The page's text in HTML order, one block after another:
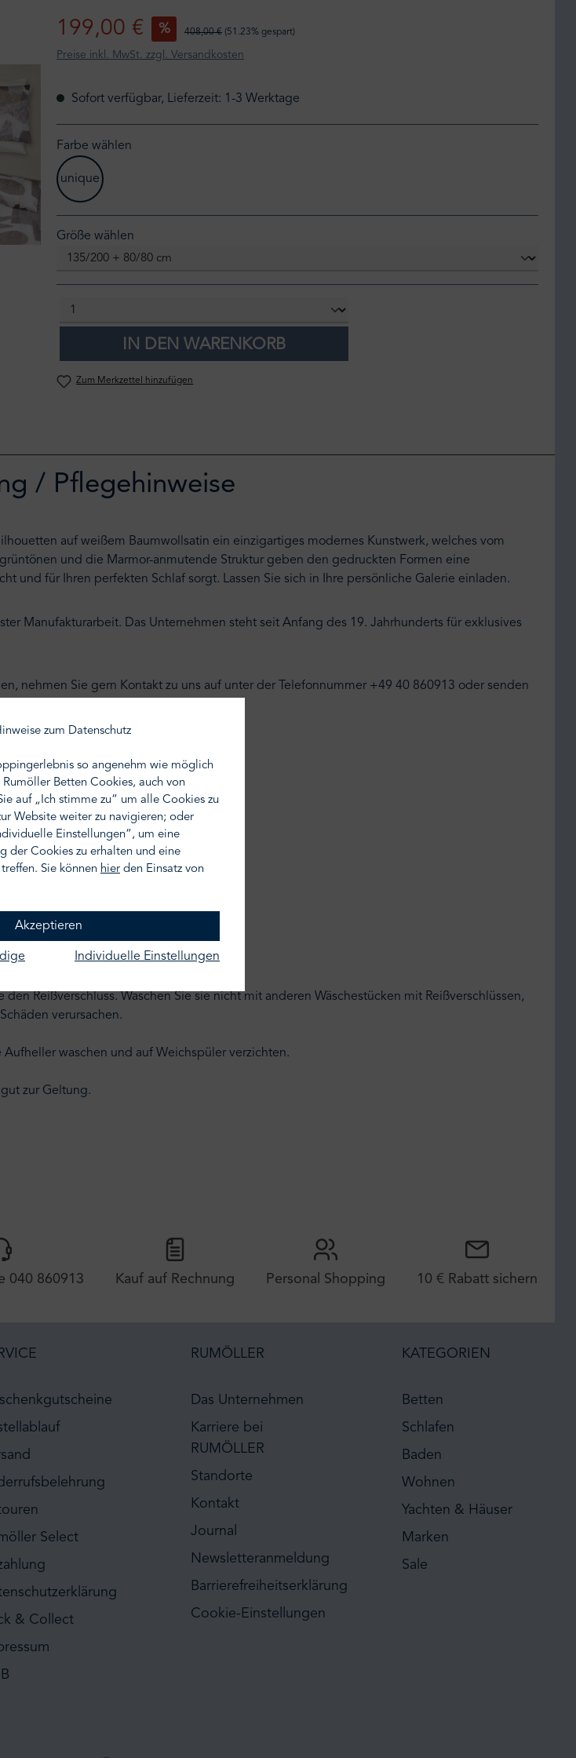
199,00 € % 408,00 € (51.23% gespart)
Preise inkl. MwSt. zzgl. Versandkosten
Sofort verfügbar, Lieferzeit: 1-3 Werktage
Farbe wählen
unique
Größe wählen
IN DEN WARENKORB
Zum Merkzettel hinzufügen
/ Pflegehinweise
auf weißem Baumwollsatin ein einzigartiges modernes Kunstwerk, welches vom
und die Marmor-anmutende Struktur geben den gedruckten Formen eine
und für Ihren perfekten Schlaf sorgt. Lassen Sie sich in Ihre persönliche Galerie einladen.
Manufakturarbeit. Das Unternehmen steht seit Anfang des 19. Jahrhunderts für exklusives
nehmen Sie gern Kontakt zu uns auf unter der Telefonnummer +49 40 860913 oder senden
bleibt vorbehalten.
Reißverschluss. Waschen Sie sie nicht mit anderen Wäschestücken mit Reißverschlüssen,
verursachen.
waschen und auf Weichspüler verzichten.
zur Geltung.
040 860913 Kauf auf Rechnung Personal Shopping 10 € Rabatt sichern
Select
& Collect
RUMÖLLER
Das Unternehmen
Karriere bei
RUMÖLLER
Standorte
Kontakt
Journal
Newsletteranmeldung
Barrierefreiheitserklärung
Cookie-Einstellungen
KATEGORIEN
Betten
Schlafen
Baden
Wohnen
Yachten & Häuser
Marken
Sale
zum Datenschutz
so angenehm wie möglich
Betten Cookies, auch von
auf „Ich stimme zu“ um alle Cookies zu
Website weiter zu navigieren; oder
Einstellungen“, um eine
der Cookies zu erhalten und eine
Sie können hier den Einsatz von
Akzeptieren
Individuelle Einstellungen